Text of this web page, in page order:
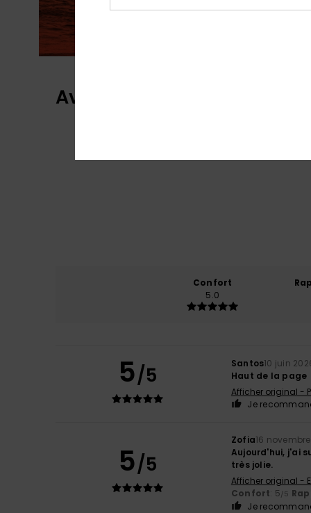
Avis clients
Confort
5.0
5/5 Santos10 juin
Haut de la page
Afficher original -
Je
5/5
Zofia16
Aujourd'hui, j'ai
très jolie.
Afficher original -
Confort: 5/5
Je